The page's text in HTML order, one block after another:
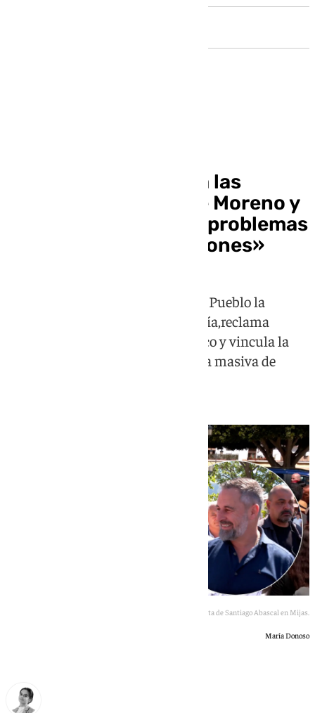
Abascal carga contra las
‘cortinas de humo’ de Moreno y
Sánchez : «Tapan los problemas
nacionales con canciones»
El líder de Vox denuncia en Mijas Pueblo la
inseguridad creciente en Andalucía,reclama
contundencia frente al narcotráfico y vincula la
presión inmobiliaria con lallegada masiva de
Visita de Santiago Abascal en Mijas.
María Donoso